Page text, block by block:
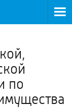
по